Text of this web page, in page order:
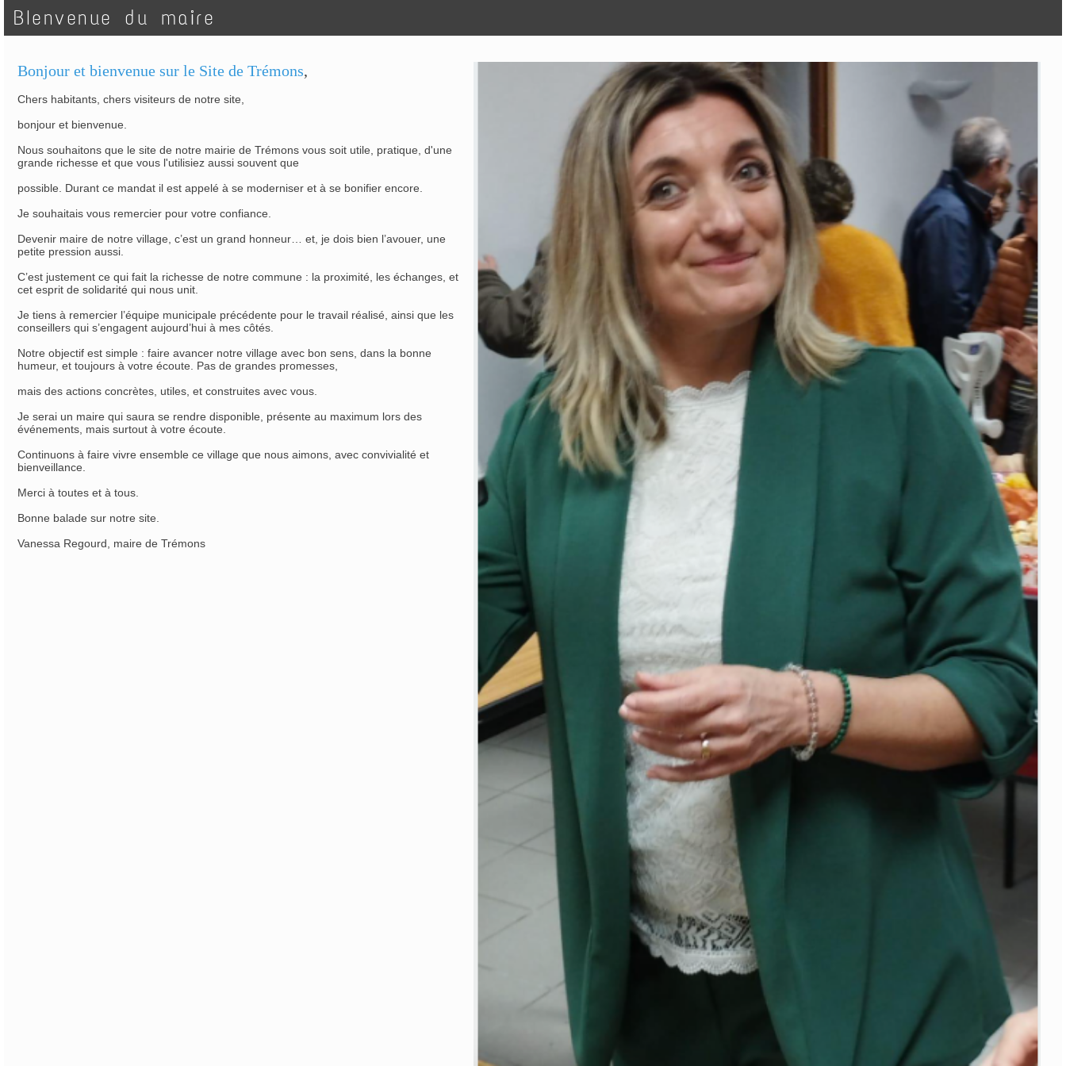
BIenvenue du maire
Bonjour et bienvenue sur le Site de Trémons,
Chers habitants, chers visiteurs de notre site,
bonjour et bienvenue.
Nous souhaitons que le site de notre mairie de Trémons vous soit utile, pratique, d'une
grande richesse et que vous l'utilisiez aussi souvent que
possible. Durant ce mandat il est appelé à se moderniser et à se bonifier encore.
Je souhaitais vous remercier pour votre confiance.
Devenir maire de notre village, c’est un grand honneur… et, je dois bien l’avouer, une
petite pression aussi.
C’est justement ce qui fait la richesse de notre commune : la proximité, les échanges, et
cet esprit de solidarité qui nous unit.
Je tiens à remercier l’équipe municipale précédente pour le travail réalisé, ainsi que les
conseillers qui s’engagent aujourd’hui à mes côtés.
Notre objectif est simple : faire avancer notre village avec bon sens, dans la bonne
humeur, et toujours à votre écoute. Pas de grandes promesses,
mais des actions concrètes, utiles, et construites avec vous.
Je serai un maire qui saura se rendre disponible, présente au maximum lors des
événements, mais surtout à votre écoute.
Continuons à faire vivre ensemble ce village que nous aimons, avec convivialité et
bienveillance.
Merci à toutes et à tous.
Bonne balade sur notre site.
Vanessa Regourd, maire de Trémons